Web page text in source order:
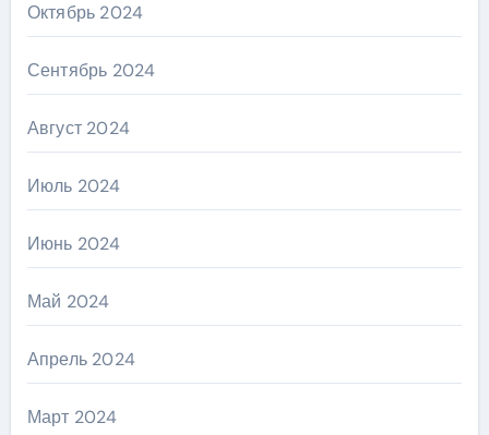
Октябрь 2024
Сентябрь 2024
Август 2024
Июль 2024
Июнь 2024
Май 2024
Апрель 2024
Март 2024